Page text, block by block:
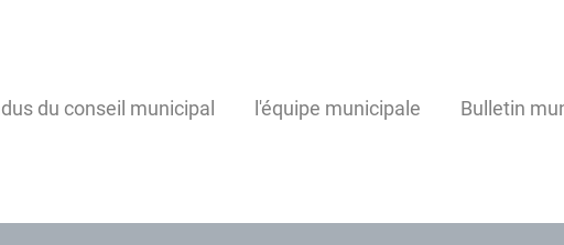
du conseil municipal l'équipe municipale Bulletin